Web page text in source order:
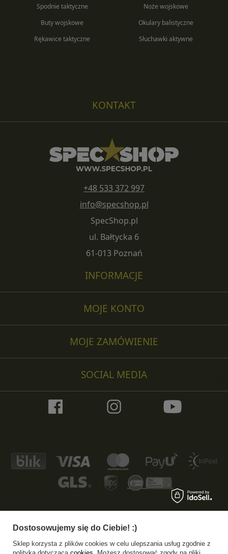
Spodnie taktyczne
Buty wojskowe
Rękawice taktyczne
Noże wojskowe
Okulary balistyczne
Słuchawki aktywne
MOJE ZAMÓWIENIE
MOJE KONTO
KONTAKT
+48 533 372 997
info@specshop.pl
SpecShop.pl
ul. Bałtycka 6
61-013 Poznań
INFORMACJE
SOCIAL MEDIA
+48 533 372 997 info@specshop.pl
SpecShop.pl,Bałtycka 6, 61-013Poznań
Dostosowujemy się do Ciebie! :)
Sklep korzysta z plików cookies w celu ulepszania usług zgodnie z